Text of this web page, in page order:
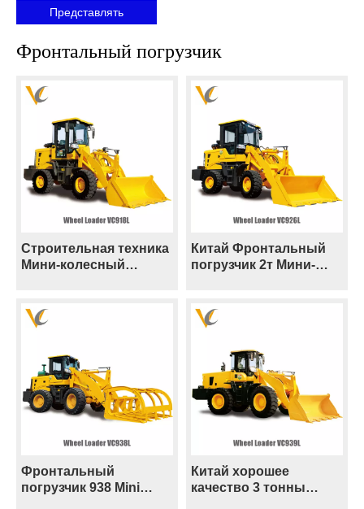
Представлять
Фронтальный погрузчик
Строительная техника
Мини-колесный
1,8 т, сделанный в
Китае
Китай Фронтальный
погрузчик 2т Мини-
погрузчик
Фронтальный
погрузчик 938 Mini
Китай хорошее
качество 3 тонны